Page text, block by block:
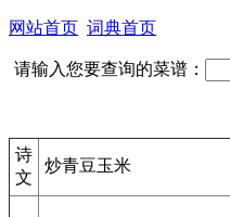
网站首页 词典首页
请输入您要查询的菜谱：
诗
文
炒青豆玉米